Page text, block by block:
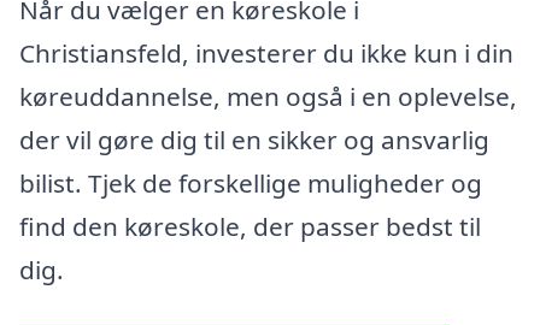
Når du vælger en køreskole i
Christiansfeld, investerer du ikke kun i din
køreuddannelse, men også i en oplevelse,
der vil gøre dig til en sikker og ansvarlig
bilist. Tjek de forskellige muligheder og
find den køreskole, der passer bedst til
dig.